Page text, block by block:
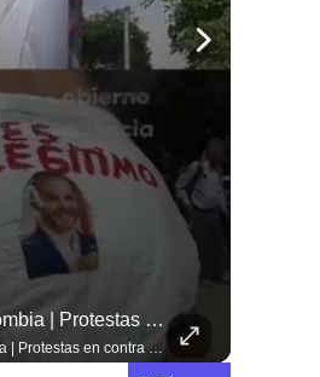
🇨🇴🪧 #Colombia | Protestas En Contra De La Toma De Posesión De Abelardo Son Lideradas Por Iván Cepeda
🇨🇴🪧 #Colombia | Protestas en contra de la toma de posesión de Abelardo son lideradas por Iván Cepeda